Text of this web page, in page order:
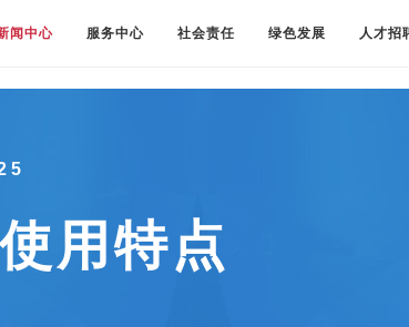
闻中心 服务中心 社会责任 绿色发展 人才招
用特点